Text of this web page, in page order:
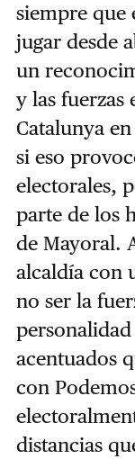
siempre que
jugar desde
un
y las fuerzas
Catalunya
si eso
electorales,
parte de los
de Mayoral.
alcaldía con
no ser la
acentuados
con
distancias